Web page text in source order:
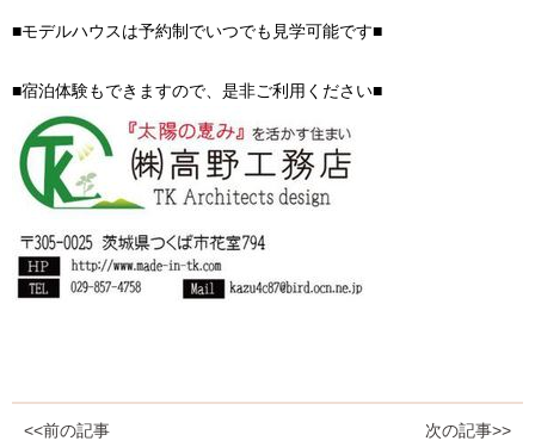
■モデルハウスは予約制でいつでも見学可能です■
■宿泊体験もできますので、是非ご利用ください■
<<前の記事 次の記事>>